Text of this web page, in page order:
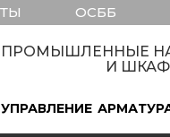
ОСББ
ПРОМЫШЛЕННЫЕ
И